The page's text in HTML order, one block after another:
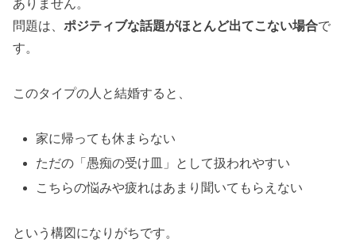
ありません。
問題は、 ポジティブな話題がほとんど出てこない場合で
す。
このタイプの人と結婚すると、
家に帰っても休まらない
ただの「愚痴の受け皿」として扱われやすい
こちらの悩みや疲れはあまり聞いてもらえない
という構図になりがちです。